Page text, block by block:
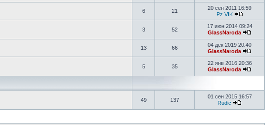
6 21
20 сен 2011 16:59
Pz.VIK
3 52
17 июн 2014 09:24
GlassNaroda
13 66
04 дек 2019 20:40
GlassNaroda
5 35
22 янв 2016 20:36
GlassNaroda
49 137
01 сен 2015 16:57
Rudic